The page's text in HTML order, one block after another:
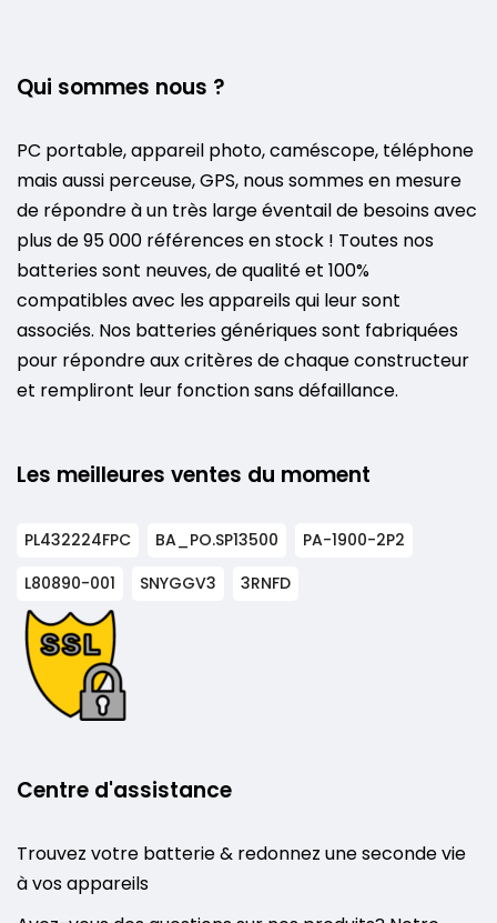
Qui sommes nous ?
PC portable, appareil photo, caméscope, téléphone
mais aussi perceuse, GPS, nous sommes en mesure
de répondre à un très large éventail de besoins avec
plus de 95 000 références en stock ! Toutes nos
batteries sont neuves, de qualité et 100%
compatibles avec les appareils qui leur sont
associés. Nos batteries génériques sont fabriquées
pour répondre aux critères de chaque constructeur
et rempliront leur fonction sans défaillance.
Les meilleures ventes du moment
PL432224FPC BA_PO.SP13500
PA-1900-2P2
L80890-001
SNYGGV3 3RNFD
Centre d'assistance
Trouvez votre batterie & redonnez une seconde vie
à vos appareils